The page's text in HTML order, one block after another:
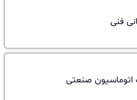
فنی
صنعتی